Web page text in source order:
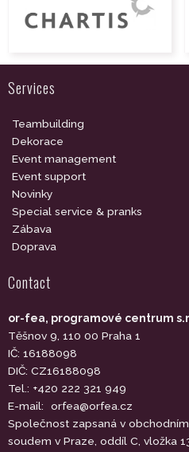
Services
Teambuilding
Dekorace
Event management
Event support
Novinky
Special service & pranks
Zábava
Doprava
Contact
or-fea, programové centrum
Těšnov 9, 110 00 Praha 1
IČ: 16188098
DIČ: CZ16188098
Tel.: +420 222 321 949
E-mail:
orfea@orfea.cz
Společnost zapsaná v
soudem v Praze, oddíl C, vložka